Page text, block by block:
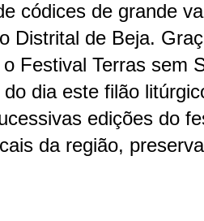
códices de grande
Distrital de Beja.
Festival Terras sem
dia este filão
edições do
da região,